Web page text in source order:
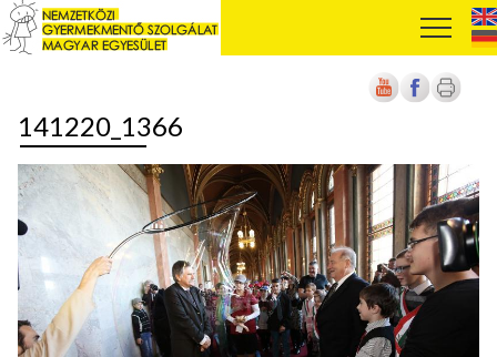
141220_1366